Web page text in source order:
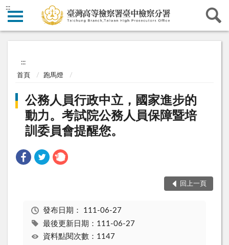
:::
:::
首頁 跑馬燈
公務人員行政中立，國家進步的
動力。考試院公務人員保障暨培
訓委員會提醒您。
回上一頁
發布日期： 111-06-27
最後更新日期：111-06-27
資料點閱次數：1147